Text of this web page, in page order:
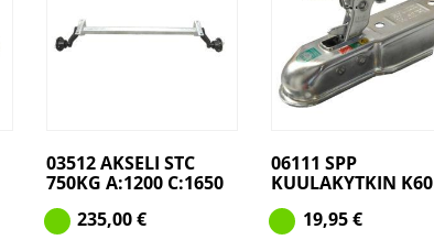
03512 AKSELI STC
750KG A:1200 C:1650
235,00€
06111 SPP
KUULAKYTKIN K60
19,95€